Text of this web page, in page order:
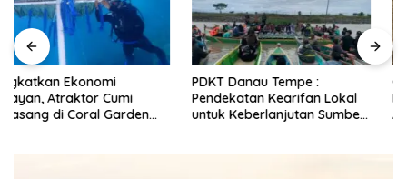
PDKT Danau Tempe :
Pendekatan Kearifan Lokal
untuk Keberlanjutan Sumber
Cara Mengatasi Penyakit
PMK pada Sapi Perah Secara
Alami dan Medis